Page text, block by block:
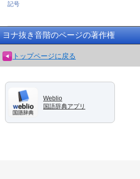
記号
ヨナ抜き音階のページの著作権
トップページに戻る
Weblio
国語辞典アプリ